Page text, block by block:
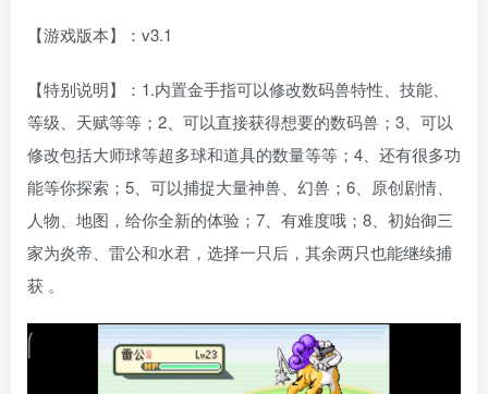
【游戏版本】：v3.1
【特别说明】：1.内置金手指可以修改数码兽特性、技能、
等级、天赋等等；2、可以直接获得想要的数码兽；3、可以
修改包括大师球等超多球和道具的数量等等；4、还有很多功
能等你探索；5、可以捕捉大量神兽、幻兽；6、原创剧情、
人物、地图，给你全新的体验；7、有难度哦；8、初始御三
家为炎帝、雷公和水君，选择一只后，其余两只也能继续捕
获 。